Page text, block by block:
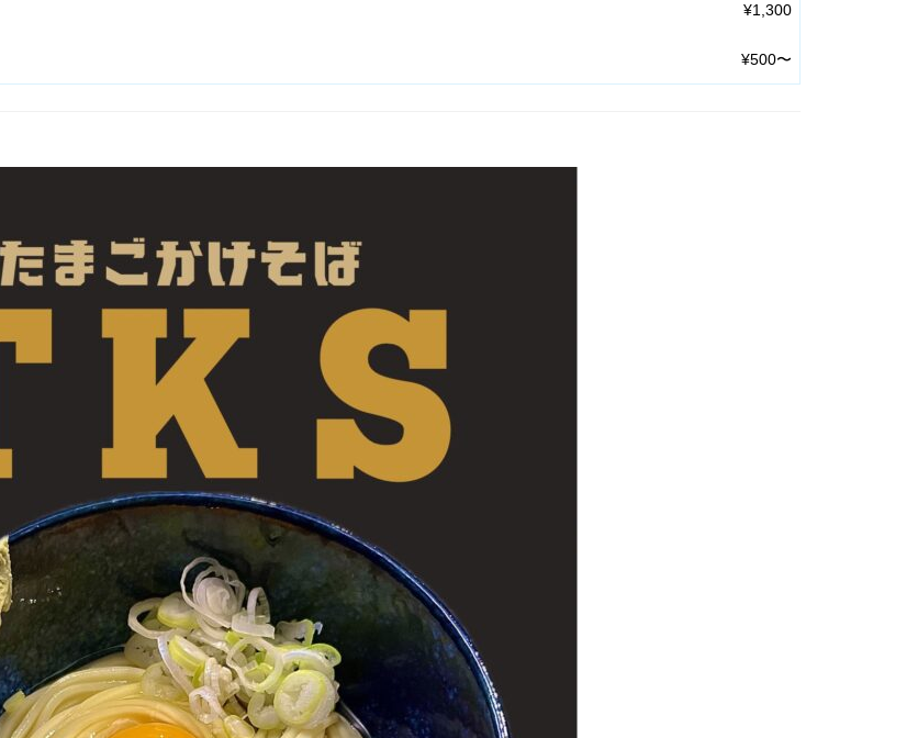
¥1,300
¥500〜